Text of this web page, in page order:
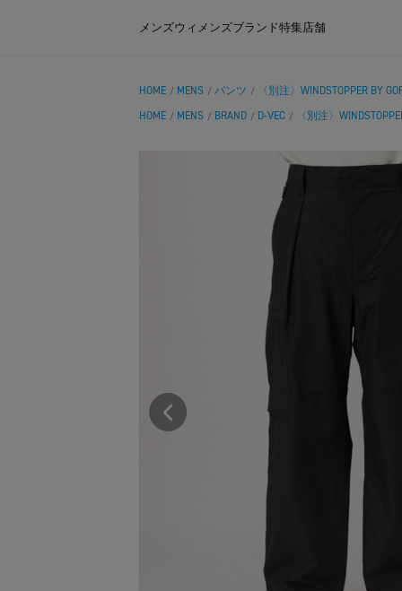
メンズウィメンズブランド特集店舗
HOME / MENS / パンツ /
〈別注〉WINDSTOPPER BY
HOME / MENS / BRAND / D-VEC / 〈別注〉